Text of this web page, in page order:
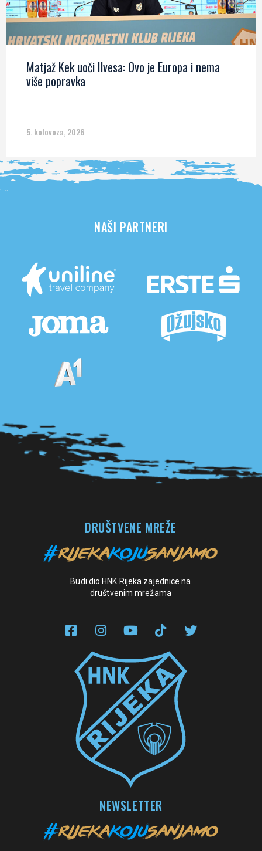
Matjaž Kek uoči Ilvesa: Ovo je Europa i nema
više popravka
5. kolovoza, 2026
NAŠI PARTNERI
DRUŠTVENE MREŽE
Budi dio HNK Rijeka zajednice na
društvenim mrežama
NEWSLETTER